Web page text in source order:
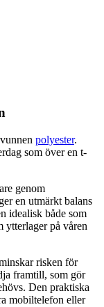
polyester.
som över en t-
genom
en utmärkt balans
idealisk både som
ytterlager på våren
risken för
framtill, som gör
Den praktiska
mobiltelefon eller